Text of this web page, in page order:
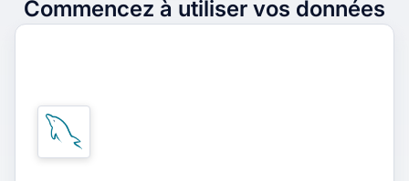
Commencez à utiliser vos données